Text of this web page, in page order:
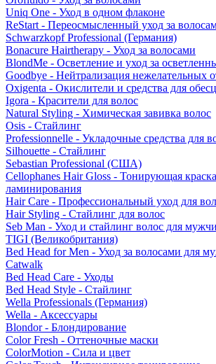
Uniq One - Уход в одном флаконе
ReStart - Переосмысленный уход за
Schwarzkopf Professional (Германия)
Bonacure Hairtherapy - Уход за волосами
BlondMe - Осветление и уход за
Goodbye - Нейтрализация нежелательных
Oxigenta - Окислители и средства для
Igora - Красители для волос
Natural Styling - Химическая завивка волос
Osis - Стайлинг
Professionnelle - Укладочные средства для
Silhouette - Стайлинг
Sebastian Professional (США)
Cellophanes Hair Gloss - Тонирующая
ламинирования
Hair Care - Профессиональный уход для
Hair Styling - Стайлинг для волос
Seb Man - Уход и стайлинг волос для
TIGI (Великобритания)
Bed Head for Men - Уход за волосами для
Catwalk
Bed Head Care - Уходы
Bed Head Style - Стайлинг
Wella Professionals (Германия)
Wella - Аксессуары
Blondor - Блондирование
Color Fresh - Оттеночные маски
ColorMotion - Сила и цвет